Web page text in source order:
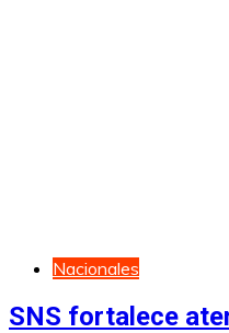
Nacionales
SNS fortalece